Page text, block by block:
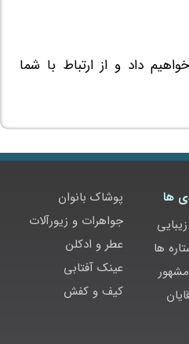
داد و از ارتباط با شما
ها
ها
پوشاک بانوان
جواهرات و زیورآلات
عطر و ادکلن
عینک آفتابی
کیف و کفش